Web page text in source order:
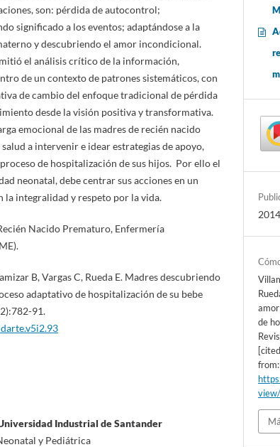
son: pérdida de autocontrol;
significado a los eventos; adaptándose a la
y descubriendo el amor incondicional.
el análisis crítico de la información,
de un contexto de patrones sistemáticos, con
de cambio del enfoque tradicional de pérdida
desde la visión positiva y transformativa.
emocional de las madres de recién nacido
a intervenir e idear estrategias de apoyo,
de hospitalización de sus hijos. Por ello el
neonatal, debe centrar sus acciones en un
la integralidad y respeto por la vida.
Nacido Prematuro, Enfermería
B, Vargas C, Rueda E. Madres descubriendo
adaptativo de hospitalización de su bebe
91.
Industrial de Santander
y Pediátrica
de
from: